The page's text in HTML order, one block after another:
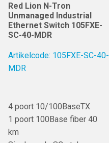
Red Lion N-Tron
Unmanaged Industrial
Ethernet Switch 105FXE-
SC-40-MDR
Artikelcode: 105FXE-SC-40-
MDR
4 poort 10/100BaseTX
1 poort 100Base fiber 40
km